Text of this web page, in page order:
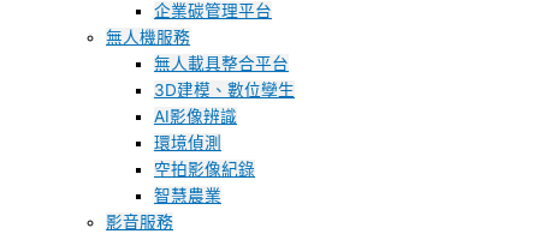
企業碳管理平台
無人機服務
無人載具整合平台
3D建模、數位孿生
AI影像辨識
環境偵測
空拍影像紀錄
智慧農業
影音服務